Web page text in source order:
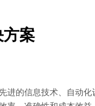
案
进的信息技术、自动化